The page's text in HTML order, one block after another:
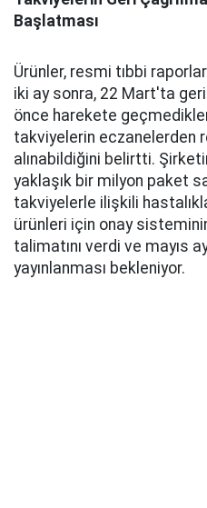
Başlatması
Ürünler, resmi tıbbi
iki ay sonra, 22 Mart'ta geri
önce harekete
takviyelerin eczanelerden
alınabildiğini belirtti.
yaklaşık bir milyon paket
takviyelerle ilişkili
ürünleri için onay
talimatını verdi ve mayıs
yayınlanması bekleniyor.